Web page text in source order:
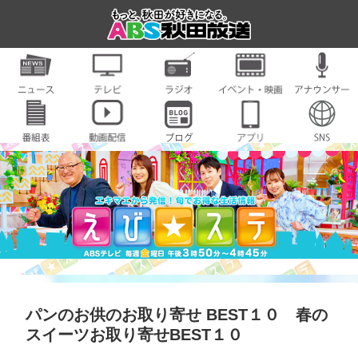
パンのお供のお取り寄せ BEST１０ 春の
スイーツお取り寄せBEST１０